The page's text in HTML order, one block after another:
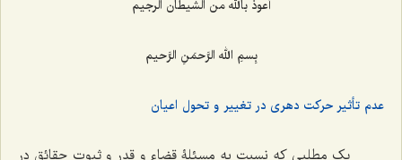
أعوذ بالله من الشیطان الرجیم
بِسمِ الله الرَّحمَنِ الرَّحیم‌
عدم تأثیر حرکت دهری در تغییر و تحول اعیان
یک مطلبی که نسبت به مسئلۀ قضاء و قدر و ثبوت حقائق در